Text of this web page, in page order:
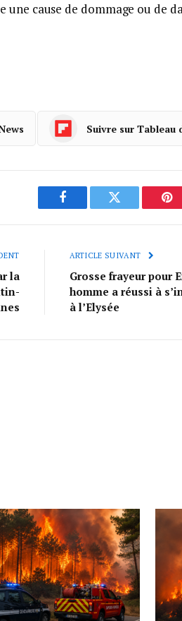
une cause de dommage ou de
Suivre sur Tableau
Facebook Twitter
la
s
ARTICLE SUIVANT
Grosse frayeur pour
homme a réussi à
à l’Elysée